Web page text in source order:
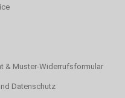
& Muster-Widerrufsformular
Datenschutz